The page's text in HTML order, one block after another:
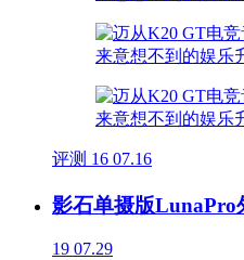
评测 16 07.16
影石单摄版LunaPro
19 07.29